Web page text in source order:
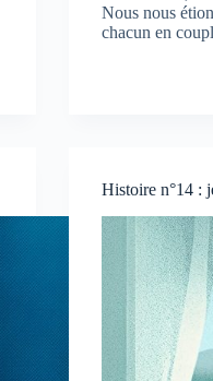
Nous nous
chacun en
Histoire n°14 :